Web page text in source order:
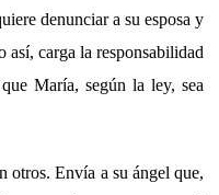
denunciar a su esposa y
así, carga la responsabilidad
María, según la ley, sea
otros. Envía a su ángel que,